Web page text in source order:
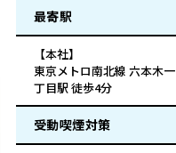
最寄駅
【本社】
東京メトロ南北線 六本木一
丁目駅 徒歩4分
受動喫煙対策